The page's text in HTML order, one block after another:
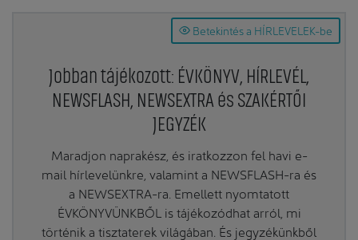
Betekintés a HÍRLEVELEK-be
Jobban tájékozott: ÉVKÖNYV, HÍRLEVÉL,
NEWSFLASH, NEWSEXTRA és SZAKÉRTŐI
JEGYZÉK
Maradjon naprakész, és iratkozzon fel havi e-
mail hírlevelünkre, valamint a NEWSFLASH-ra és
a NEWSEXTRA-ra. Emellett nyomtatott
ÉVKÖNYVÜNKBŐL is tájékozódhat arról, mi
történik a tisztaterek világában. És jegyzékünkből